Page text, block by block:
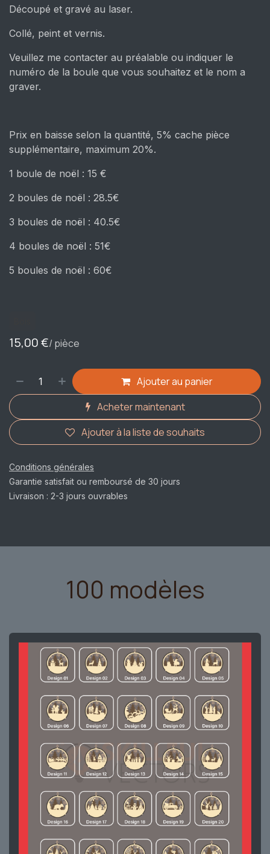
Découpé et gravé au laser.
Collé, peint et vernis.
Veuillez me contacter au préalable ou indiquer le
numéro de la boule que vous souhaitez et le nom a
graver.
Prix en baisse selon la quantité, 5% cache pièce
supplémentaire, maximum 20%.
1 boule de noël : 15 €
2 boules de noël : 28.5€
3 boules de noël : 40.5€
4 boules de noël : 51€
5 boules de noël : 60€
15,00€/ pièce
Ajouter au panier
Acheter maintenant
Ajouter à la liste de souhaits
Conditions générales
Garantie satisfait ou remboursé de 30 jours
Livraison : 2-3 jours ouvrables
100 modèles